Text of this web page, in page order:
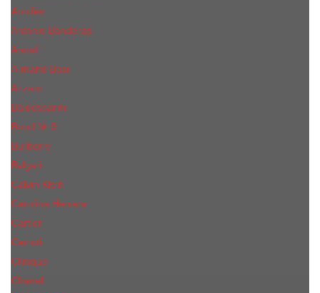
Annifen
Antonio Banderas
Armaf
Armand Basi
Azzaro
Baldessarini
Bond № 9
Burberry
Bvlgari
Calvin Klein
Carolina Herrera
Cartier
Cerruti
Сliniquе
Chanel